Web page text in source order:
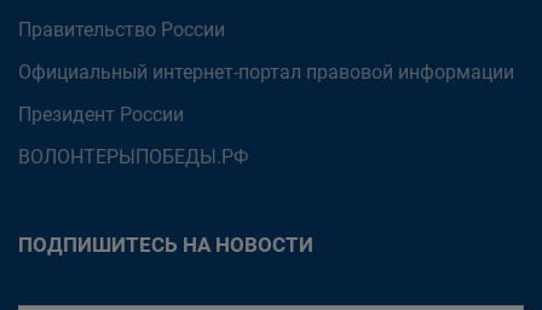
Правительство России
Официальный интернет-портал правовой информации
Президент России
ВОЛОНТЕРЫПОБЕДЫ.РФ
ПОДПИШИТЕСЬ НА НОВОСТИ